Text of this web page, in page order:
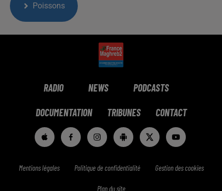
Poissons
RADIO NEWS PODCASTS
DOCUMENTATION TRIBUNES CONTACT
Mentions légales Politique de confidentialité Gestion des cookies
Plan du site